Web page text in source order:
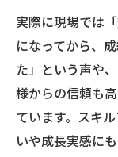
実際に現場では
になってから、
た」という声や
様からの信頼も
ています。スキ
いや成長実感にも